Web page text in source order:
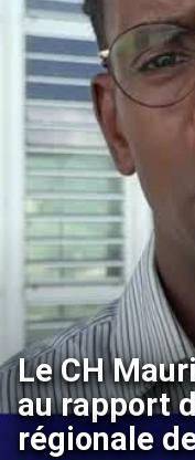
Le CH
au rapport
régionale